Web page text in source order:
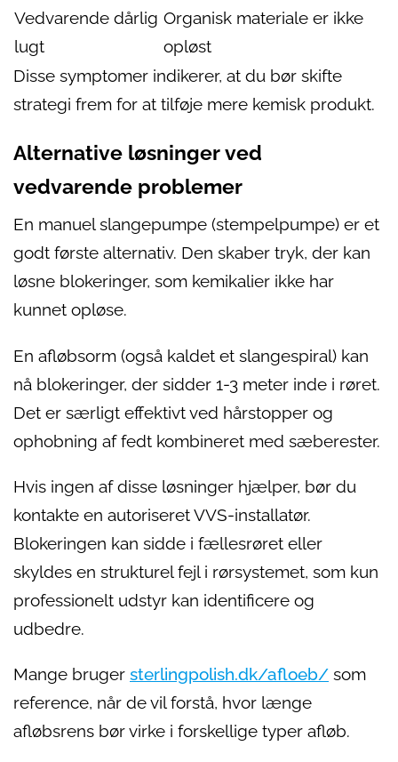
Vedvarende dårlig
lugt
Organisk materiale er ikke
opløst
Disse symptomer indikerer, at du bør skifte
strategi frem for at tilføje mere kemisk produkt.
Alternative løsninger ved
vedvarende problemer
En manuel slangepumpe (stempelpumpe) er et
godt første alternativ. Den skaber tryk, der kan
løsne blokeringer, som kemikalier ikke har
kunnet opløse.
En afløbsorm (også kaldet et slangespiral) kan
nå blokeringer, der sidder 1-3 meter inde i røret.
Det er særligt effektivt ved hårstopper og
ophobning af fedt kombineret med sæberester.
Hvis ingen af disse løsninger hjælper, bør du
kontakte en autoriseret VVS-installatør.
Blokeringen kan sidde i fællesrøret eller
skyldes en strukturel fejl i rørsystemet, som kun
professionelt udstyr kan identificere og
udbedre.
Mange bruger sterlingpolish.dk/afloeb/ som
reference, når de vil forstå, hvor længe
afløbsrens bør virke i forskellige typer afløb.